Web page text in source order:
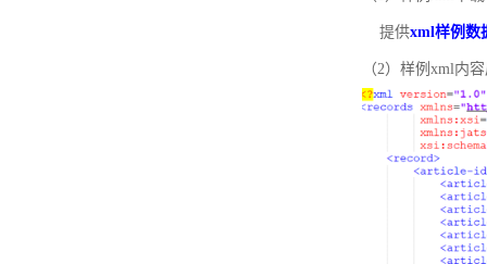
提供xml样例数
（2）样例xml内